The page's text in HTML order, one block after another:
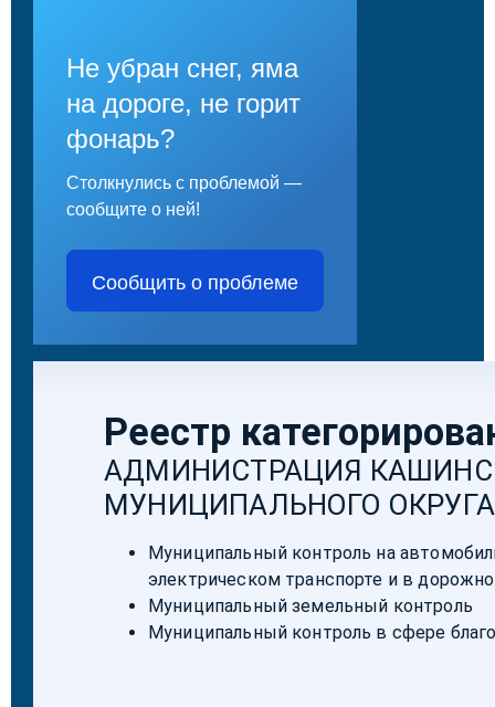
Не убран снег, яма
на дороге, не горит
фонарь?
Столкнулись с проблемой —
сообщите о ней!
Сообщить о проблеме